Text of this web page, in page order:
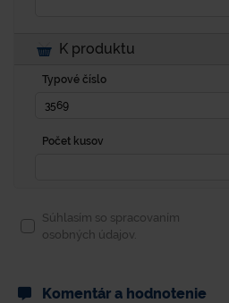
K produktu
Typové číslo
Počet kusov
Súhlasím so spracovaním
osobných údajov.
Komentár a hodnotenie